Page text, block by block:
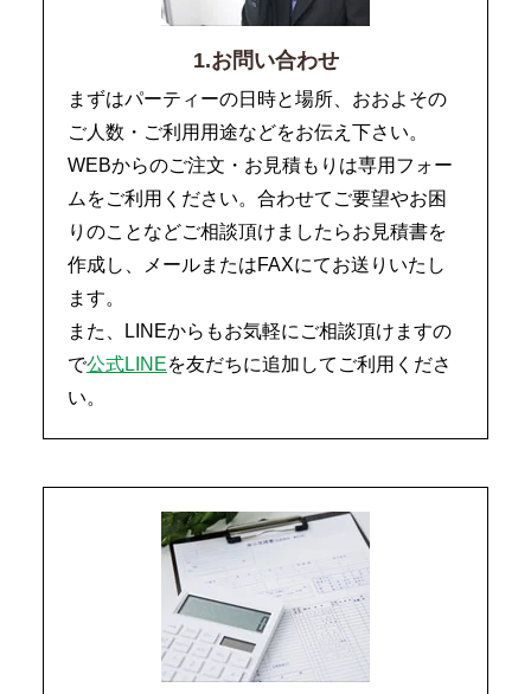
1.お問い合わせ
まずはパーティーの日時と場所、おおよその
ご人数・ご利用用途などをお伝え下さい。
WEBからのご注文・お見積もりは専用フォー
ムをご利用ください。合わせてご要望やお困
りのことなどご相談頂けましたらお見積書を
作成し、メールまたはFAXにてお送りいたし
ます。
また、LINEからもお気軽にご相談頂けますの
で公式LINEを友だちに追加してご利用くださ
い。